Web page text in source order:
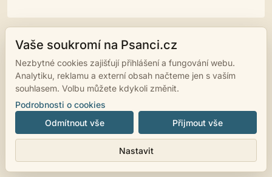
by LUKiO
Vaše soukromí na Psanci.cz
Nezbytné cookies zajišťují přihlášení a fungování webu.
Analytiku, reklamu a externí obsah načteme jen s vaším
souhlasem. Volbu můžete kdykoli změnit.
Podrobnosti o cookies
Odmítnout vše
Nastavit
Přijmout vše